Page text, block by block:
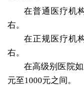
在普通医疗机
右。
在正规医疗机
右。
在高级别医院
元至1000元之间。